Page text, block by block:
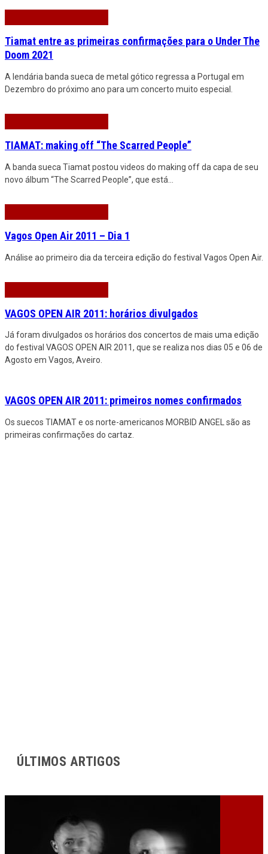
Tiamat entre as primeiras confirmações para o Under The
Doom 2021
A lendária banda sueca de metal gótico regressa a Portugal em
Dezembro do próximo ano para um concerto muito especial.
TIAMAT: making off “The Scarred People”
A banda sueca Tiamat postou videos do making off da capa de seu
novo álbum “The Scarred People”, que está
Vagos Open Air 2011 – Dia 1
Análise ao primeiro dia da terceira edição do festival Vagos Open Air.
VAGOS OPEN AIR 2011: horários divulgados
Já foram divulgados os horários dos concertos de mais uma edição
do festival VAGOS OPEN AIR 2011, que se realiza nos dias 05 e 06 de
Agosto em Vagos, Aveiro.
VAGOS OPEN AIR 2011: primeiros nomes confirmados
Os suecos TIAMAT e os norte-americanos MORBID ANGEL são as
primeiras confirmações do cartaz.
ÚLTIMOS ARTIGOS